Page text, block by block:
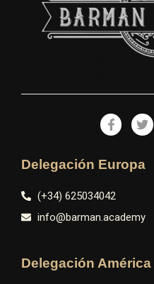
Delegación Europa
(+34) 625034042
info@barman.academy
Delegación América